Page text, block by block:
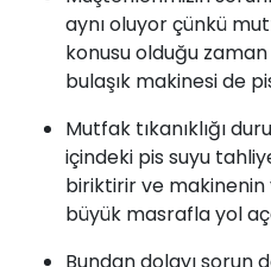
aynı oluyor çünkü
konusu olduğu
bulaşık makinesi de
Mutfak tıkanıklığı
içindeki pis suyu
biriktirir ve makinenin
büyük masrafla yol